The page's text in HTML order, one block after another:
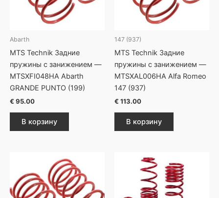
Abarth
MTS Technik Задние
пружины с занижением —
MTSXFI048HA Abarth
GRANDE PUNTO (199)
€ 95.00
В корзину
147 (937)
MTS Technik Задние
пружины с занижением —
MTSXAL006HA Alfa Romeo
147 (937)
€ 113.00
В корзину